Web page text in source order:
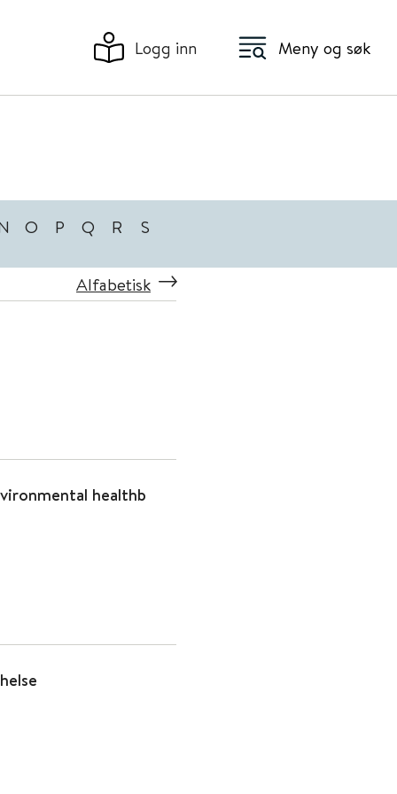
Logg inn Meny og søk
O P Q R S
Alfabetisk
healthb